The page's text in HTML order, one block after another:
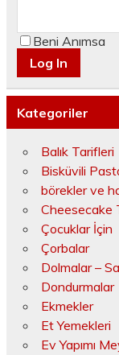
Beni Anımsa
Kategoriler
Balık Tarifleri
Bisküvili
börekler ve
Cheesecake
Çocuklar İçin
Çorbalar
Dolmalar –
Dondurmalar
Ekmekler
Et Yemekleri
Ev Yapımı